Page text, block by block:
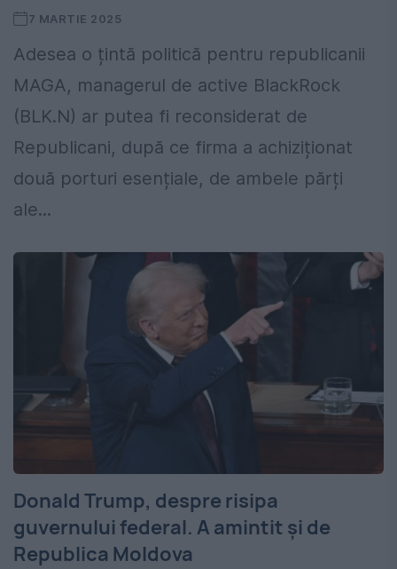
7 MARTIE 2025
Adesea o țintă politică pentru republicanii
MAGA, managerul de active BlackRock
(BLK.N) ar putea fi reconsiderat de
Republicani, după ce firma a achiziționat
două porturi esențiale, de ambele părți
ale...
Donald Trump, despre risipa
guvernului federal. A amintit și de
Republica Moldova